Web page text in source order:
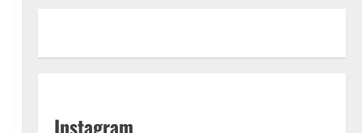
Instagram